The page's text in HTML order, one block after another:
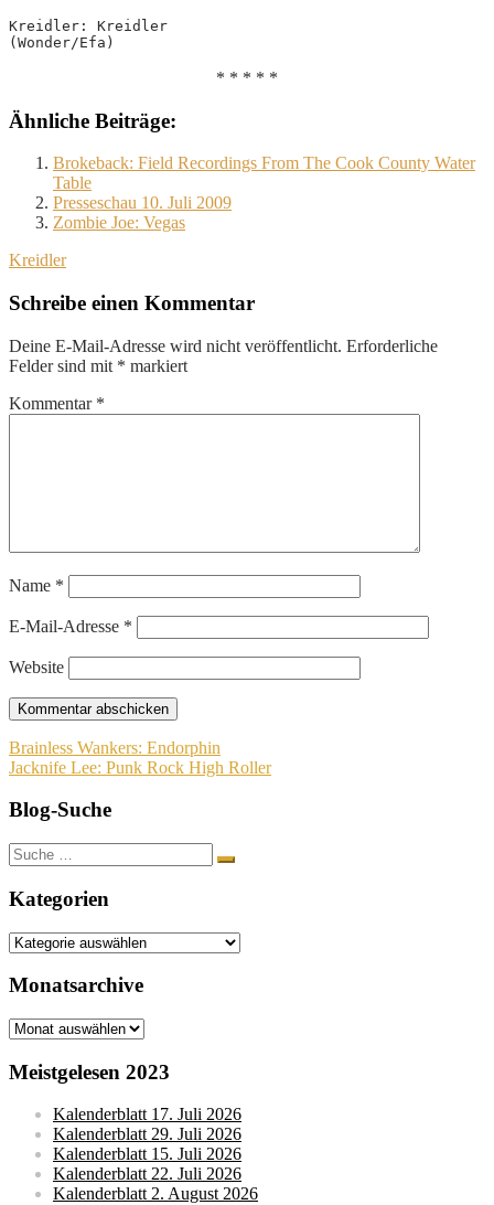
Kreidler: Kreidler
(Wonder/Efa)
* * * * *
Ähnliche Beiträge:
Brokeback: Field Recordings From The Cook County Water
Table
Presseschau 10. Juli 2009
Zombie Joe: Vegas
Kreidler
Schreibe einen Kommentar
Deine E-Mail-Adresse wird nicht veröffentlicht. Erforderliche
Felder sind mit * markiert
Kommentar *
Name *
E-Mail-Adresse *
Website
Beitragsnavigation
Brainless Wankers: Endorphin
Jacknife Lee: Punk Rock High Roller
Blog-Suche
Suche
nach:
Kategorien
Kategorien
Monatsarchive
Monatsarchive
Meistgelesen 2023
Kalenderblatt 17. Juli 2026
Kalenderblatt 29. Juli 2026
Kalenderblatt 15. Juli 2026
Kalenderblatt 22. Juli 2026
Kalenderblatt 2. August 2026